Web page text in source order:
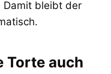
Damit bleibt der
Torte auch